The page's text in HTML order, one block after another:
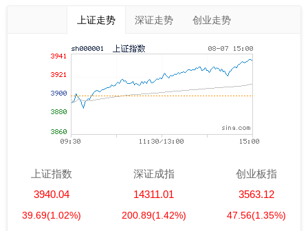
上证走势 深证走势 创业走势
上证指数
3940.04
39.69(1.02%)
深证成指
14311.01
200.89(1.42%)
创业板指
3563.12
47.56(1.35%)